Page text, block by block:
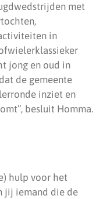
met
in
jong en oud in
de gemeente
inziet en
besluit Homma.
hulp voor het
jij iemand die de